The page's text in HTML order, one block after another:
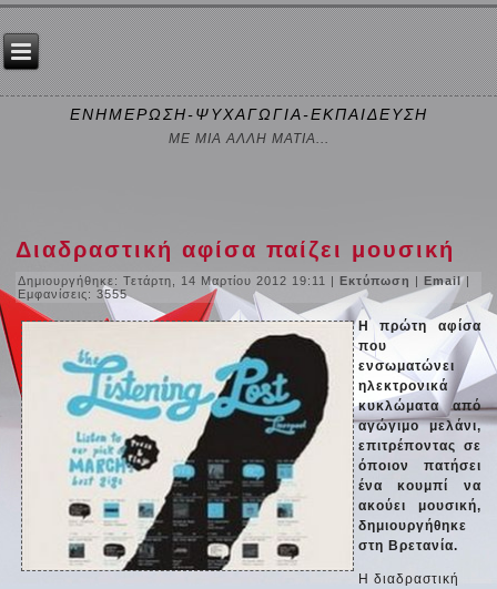
ΕΝΗΜΕΡΩΣΗ-ΨΥΧΑΓΩΓΙΑ-ΕΚΠΑΙΔΕΥΣΗ
ΜΕ ΜΙΑ ΑΛΛΗ ΜΑΤΙΑ...
Διαδραστική αφίσα παίζει μουσική
Δημιουργήθηκε: Τετάρτη, 14 Μαρτίου 2012 19:11 |Εκτύπωση |Email |
Εμφανίσεις: 3555
Η πρώτη αφίσα
που
ενσωματώνει
ηλεκτρονικά
κυκλώματα από
αγώγιμο μελάνι,
επιτρέποντας σε
όποιον πατήσει
ένα κουμπί να
ακούει μουσική,
δημιουργήθηκε
στη Βρετανία.
Η διαδραστική